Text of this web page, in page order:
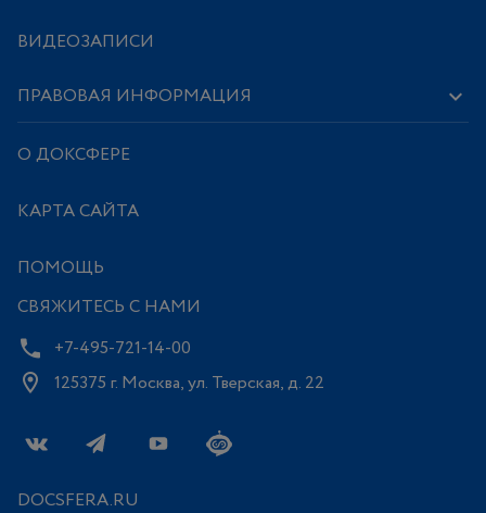
ВИДЕОЗАПИСИ
ПРАВОВАЯ ИНФОРМАЦИЯ
О ДОКСФЕРЕ
КАРТА САЙТА
ПОМОЩЬ
СВЯЖИТЕСЬ С НАМИ
+7-495-721-14-00
125375 г. Москва, ул. Тверская, д. 22
DOCSFERA.RU